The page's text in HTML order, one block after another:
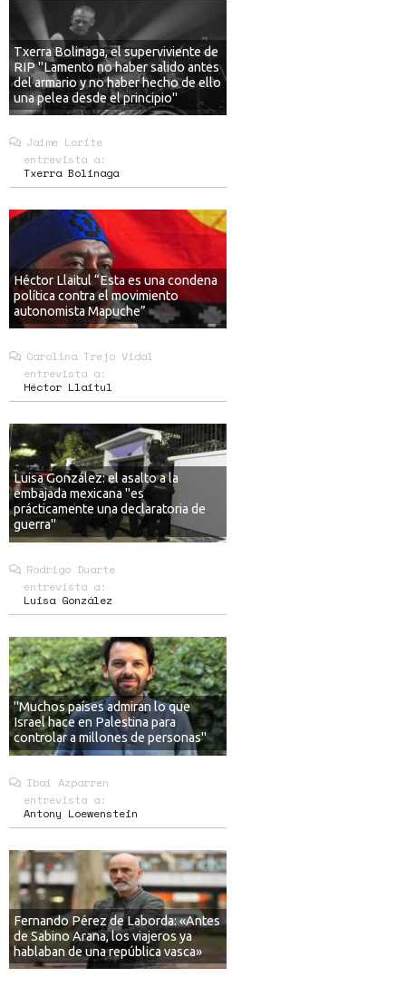
Txerra Bolinaga, el superviviente de
RIP "Lamento no haber salido antes
del armario y no haber hecho de ello
una pelea desde el principio"
Jaime Lorite
entrevista a:
Txerra Bolinaga
Héctor Llaitul “Esta es una condena
política contra el movimiento
autonomista Mapuche”
Carolina Trejo Vidal
entrevista a:
Héctor Llaitul
Luisa González: el asalto a la
embajada mexicana "es
prácticamente una declaratoria de
guerra"
Rodrigo Duarte
entrevista a:
Luisa González
"Muchos países admiran lo que
Israel hace en Palestina para
controlar a millones de personas"
Ibai Azparren
entrevista a:
Antony Loewenstein
Fernando Pérez de Laborda: «Antes
de Sabino Arana, los viajeros ya
hablaban de una república vasca»